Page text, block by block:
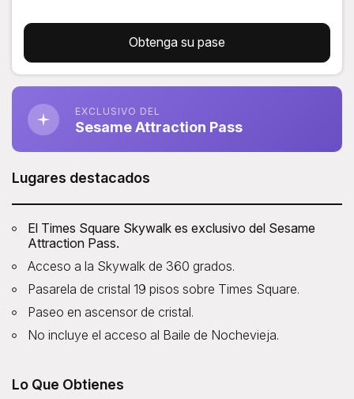
Obtenga su pase
EXCLUSIVO DEL
Sesame Attraction Pass
Lugares destacados
El Times Square Skywalk es exclusivo del Sesame
Attraction Pass.
Acceso a la Skywalk de 360 ​​grados.
Pasarela de cristal 19 pisos sobre Times Square.
Paseo en ascensor de cristal.
No incluye el acceso al Baile de Nochevieja.
Lo Que Obtienes